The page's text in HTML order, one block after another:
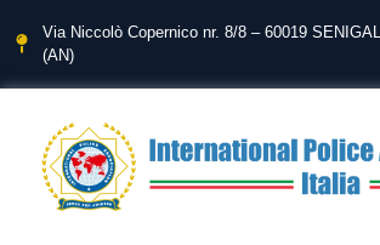
Via Niccolò Copernico nr. 8/8 – 60019
(AN)